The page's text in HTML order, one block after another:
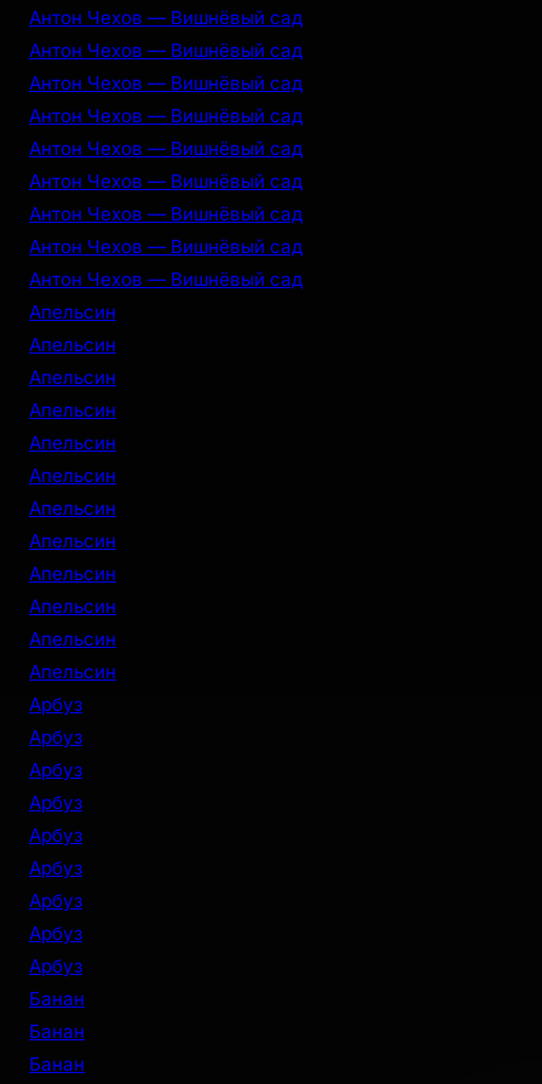
Антон Чехов — Вишнёвый сад
Антон Чехов — Вишнёвый сад
Антон Чехов — Вишнёвый сад
Антон Чехов — Вишнёвый сад
Антон Чехов — Вишнёвый сад
Антон Чехов — Вишнёвый сад
Антон Чехов — Вишнёвый сад
Антон Чехов — Вишнёвый сад
Антон Чехов — Вишнёвый сад
Апельсин
Апельсин
Апельсин
Апельсин
Апельсин
Апельсин
Апельсин
Апельсин
Апельсин
Апельсин
Апельсин
Апельсин
Арбуз
Арбуз
Арбуз
Арбуз
Арбуз
Арбуз
Арбуз
Арбуз
Арбуз
Банан
Банан
Банан